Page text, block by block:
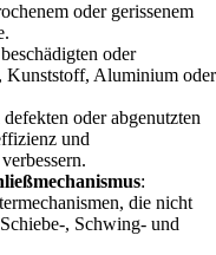
oder gerissenem
oder
Kunststoff, Aluminium oder
oder abgenutzten
und
:
die nicht
, Schwing- und